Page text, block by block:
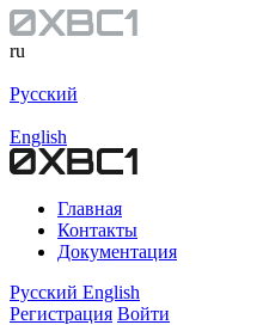
ru
Русский
English
Главная
Контакты
Документация
Русский English
Регистрация Войти